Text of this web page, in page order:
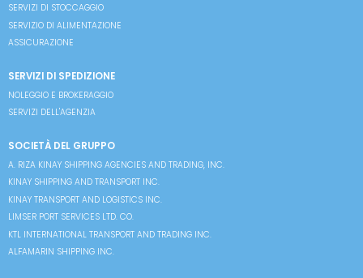
SERVIZI DI STOCCAGGIO
SERVIZIO DI ALIMENTAZIONE
ASSICURAZIONE
SERVIZI DI SPEDIZIONE
NOLEGGIO E BROKERAGGIO
SERVIZI DELL'AGENZIA
SOCIETÀ DEL GRUPPO
A. RIZA KINAY SHIPPING AGENCIES AND TRADING, INC.
KINAY SHIPPING AND TRANSPORT INC.
KINAY TRANSPORT AND LOGISTICS INC.
LIMSER PORT SERVICES LTD. CO.
KTL INTERNATIONAL TRANSPORT AND TRADING INC.
ALFAMARIN SHIPPING INC.